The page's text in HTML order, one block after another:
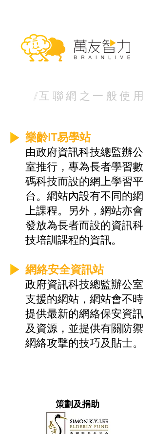
//互聯網之一般使用
樂齡IT易學站
由政府資訊科技總監辦公
室推行，專為長者學習數
碼科技而設的網上學習平
台。網站內設有不同的網
上課程。另外，網站亦會
發放為長者而設的資訊科
技培訓課程的資訊。
網絡安全資訊站
政府資訊科技總監辦公室
支援的網站，網站會不時
提供最新的網絡保安資訊
及資源，並提供有關防禦
網絡攻擊的技巧及貼士。
策劃及捐助